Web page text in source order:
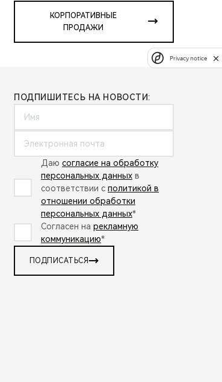
КОРПОРАТИВНЫЕ
ПРОДАЖИ
ПОДПИШИТЕСЬ НА НОВОСТИ:
Даю согласие на обработку
персональных данных в
соответствии с политикой в
отношении обработки
персональных данных*
Согласен на рекламную
коммуникацию*
ПОДПИСАТЬСЯ
Privacy notice